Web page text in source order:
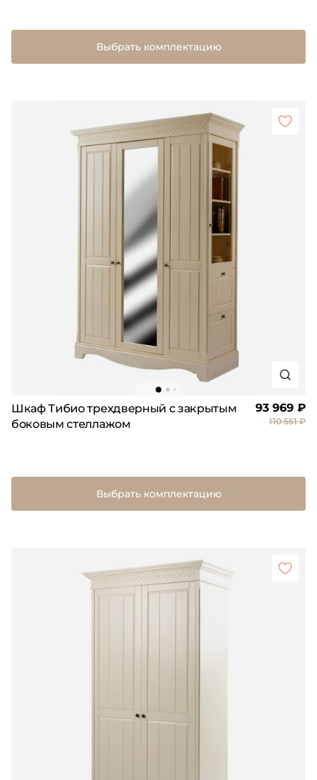
Выбрать комплектацию
Шкаф Тибио трехдверный с закрытым
боковым стеллажом
93 969 ₽
110 551 ₽
Выбрать комплектацию